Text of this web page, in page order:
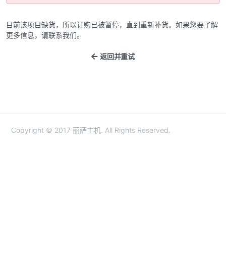
目前该项目缺货，所以订购已被暂停，直到重新补货。如果您要了解
更多信息，请联系我们。
返回并重试
Copyright © 2017 丽萨主机. All Rights Reserved.